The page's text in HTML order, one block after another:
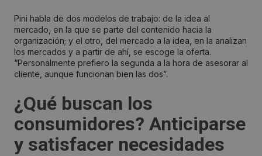
Pini habla de dos modelos de trabajo: de la idea al
mercado, en la que se parte del contenido hacia la
organización; y el otro, del mercado a la idea, en la analizan
los mercados y a partir de ahí, se escoge la oferta.
“Personalmente prefiero la segunda a la hora de asesorar al
cliente, aunque funcionan bien las dos”.
¿Qué buscan los
consumidores? Anticiparse
y satisfacer necesidades